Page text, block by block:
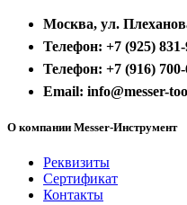
Москва, ул.
Телефон: +7 (925)
Телефон: +7 (916)
Email: info@messer-
О компании Messer-Инструмент
Реквизиты
Сертификат
Контакты